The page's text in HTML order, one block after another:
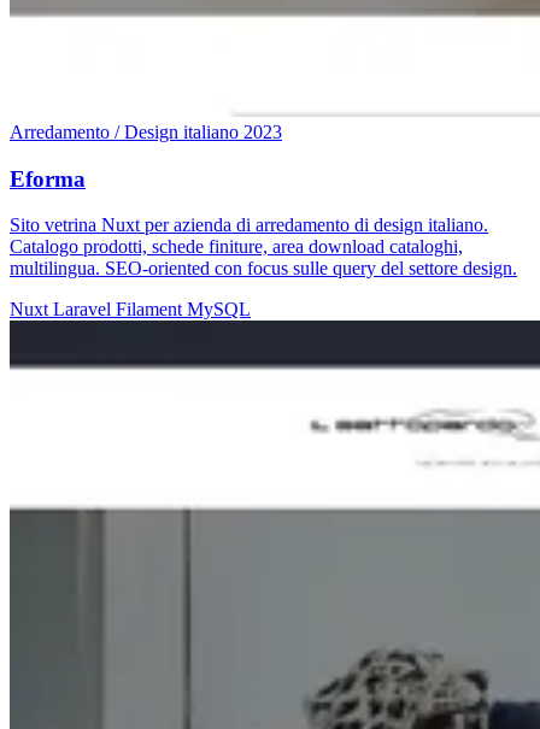
Arredamento / Design italiano 2023
Eforma
Sito vetrina Nuxt per azienda di arredamento di design italiano.
Catalogo prodotti, schede finiture, area download cataloghi,
multilingua. SEO-oriented con focus sulle query del settore design.
Nuxt Laravel Filament MySQL